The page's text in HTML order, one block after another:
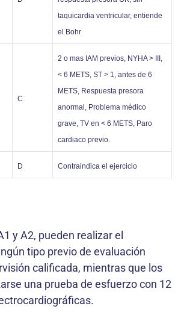
taquicardia ventricular, entiende
el Bohr
C
2 o mas IAM previos, NYHA > III,
< 6 METS, ST > 1, antes de 6
METS, Respuesta presora
anormal, Problema médico
grave, TV en < 6 METS, Paro
cardiaco previo.
D Contraindica el ejercicio
y A2, pueden realizar el
tipo previo de evaluación
calificada, mientras que los
una prueba de esfuerzo con 12